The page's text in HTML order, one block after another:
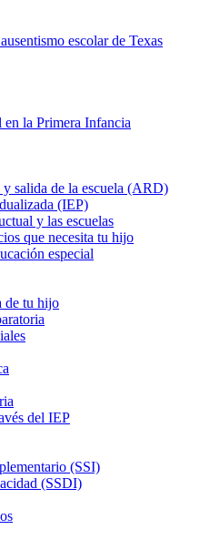
escolar de Texas
en la Primera Infancia
salida de la escuela (ARD)
(IEP)
y las escuelas
que necesita tu hijo
especial
de tu hijo
del IEP
(SSI)
(SSDI)